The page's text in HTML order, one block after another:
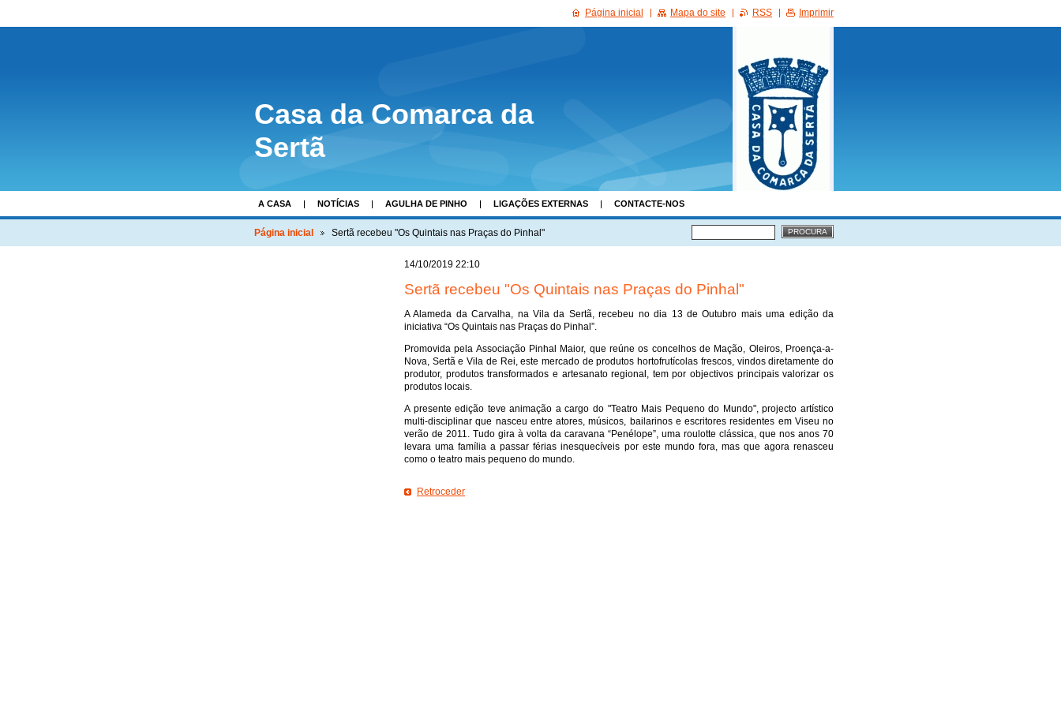
Casa da Comarca da
Sertã
A CASA NOTÍCIAS AGULHA DE PINHO LIGAÇÕES EXTERNAS CONTACTE-NOS
Página inicial Sertã recebeu "Os Quintais nas Praças do Pinhal"
14/10/2019 22:10
Sertã recebeu "Os Quintais nas Praças do Pinhal"
A Alameda da Carvalha, na Vila da Sertã, recebeu no dia 13 de Outubro mais uma edição da
iniciativa “Os Quintais nas Praças do Pinhal”.
Promovida pela Associação Pinhal Maior, que reúne os concelhos de Mação, Oleiros, Proença-a-
Nova, Sertã e Vila de Rei, este mercado de produtos hortofrutícolas frescos, vindos diretamente do
produtor, produtos transformados e artesanato regional, tem por objectivos principais valorizar os
produtos locais.
A presente edição teve animação a cargo do "Teatro Mais Pequeno do Mundo", projecto artístico
multi-disciplinar que nasceu entre atores, músicos, bailarinos e escritores residentes em Viseu no
verão de 2011. Tudo gira à volta da caravana “Penélope”, uma roulotte clássica, que nos anos 70
levara uma família a passar férias inesquecíveis por este mundo fora, mas que agora renasceu
como o teatro mais pequeno do mundo.
Retroceder
Página inicial Mapa do site RSS Imprimir